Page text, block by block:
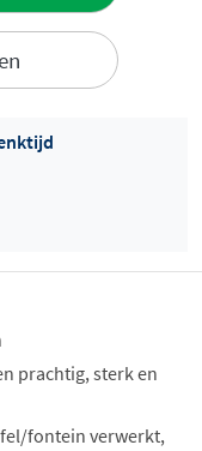
prachtig, sterk en
fontein verwerkt,